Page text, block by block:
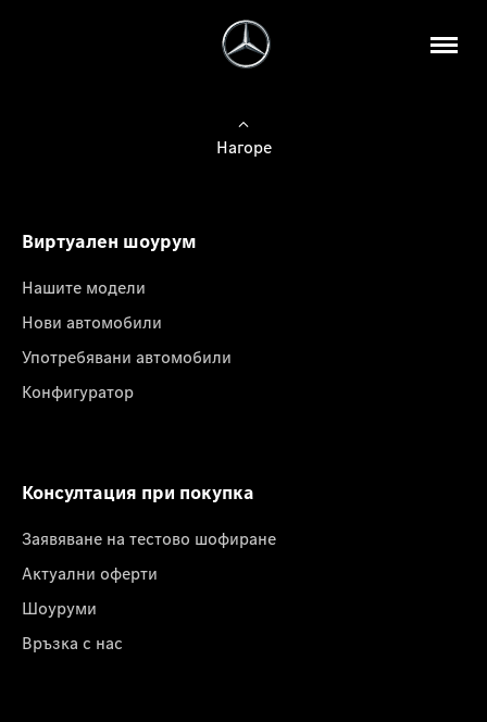
Нагоре
Виртуален шоурум
Нашите модели
Нови автомобили
Употребявани автомобили
Конфигуратор
Консултация при покупка
Заявяване на тестово шофиране
Актуални оферти
Шоуруми
Връзка с нас